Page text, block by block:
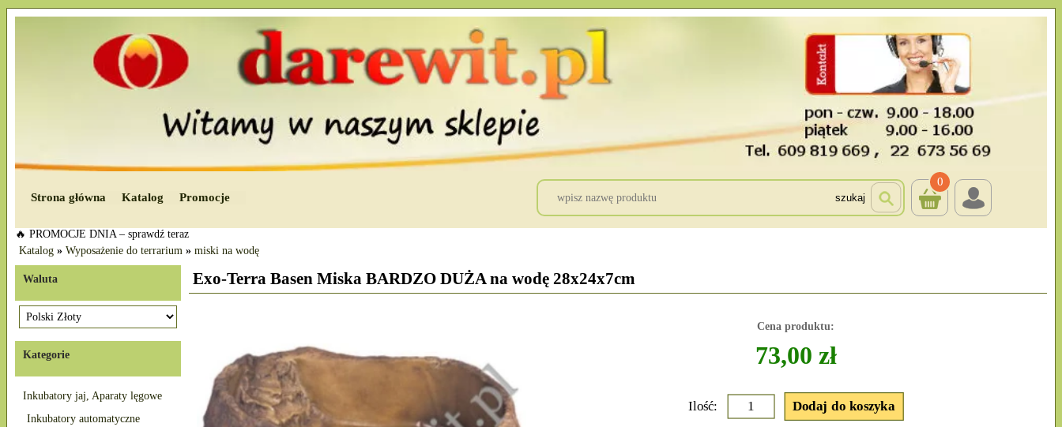
Strona główna Katalog Promocje szukaj
0
🔥 PROMOCJE DNIA – sprawdź teraz
Katalog » Wyposażenie do terrarium » miski na wodę
Waluta
Kategorie
Inkubatory jaj, Aparaty lęgowe
Inkubatory automatyczne
Exo-Terra Basen Miska BARDZO DUŻA na wodę 28x24x7cm
Cena produktu:
73,00 zł
Ilość: